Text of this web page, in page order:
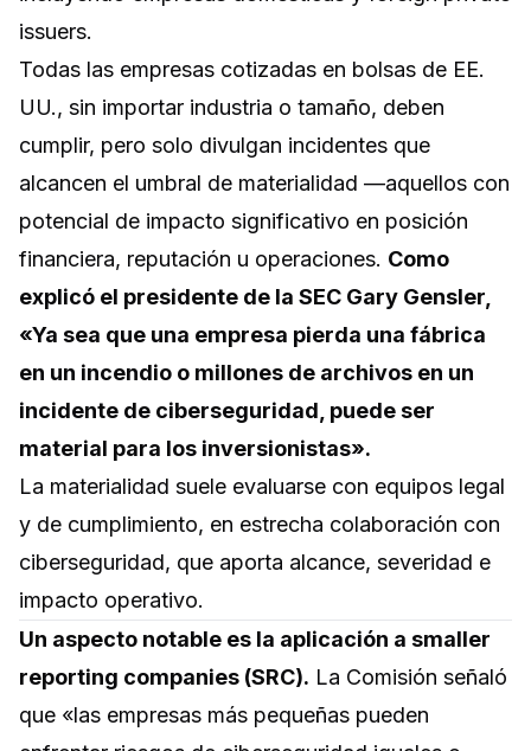
issuers.
Todas las empresas cotizadas en bolsas de EE.
UU., sin importar industria o tamaño, deben
cumplir, pero solo divulgan incidentes que
alcancen el umbral de materialidad —aquellos con
potencial de impacto significativo en posición
financiera, reputación u operaciones. Como
explicó el presidente de la SEC Gary Gensler,
«Ya sea que una empresa pierda una fábrica
en un incendio o millones de archivos en un
incidente de ciberseguridad, puede ser
material para los inversionistas».
La materialidad suele evaluarse con equipos legal
y de cumplimiento, en estrecha colaboración con
ciberseguridad, que aporta alcance, severidad e
impacto operativo.
Un aspecto notable es la aplicación a smaller
reporting companies (SRC). La Comisión señaló
que «las empresas más pequeñas pueden